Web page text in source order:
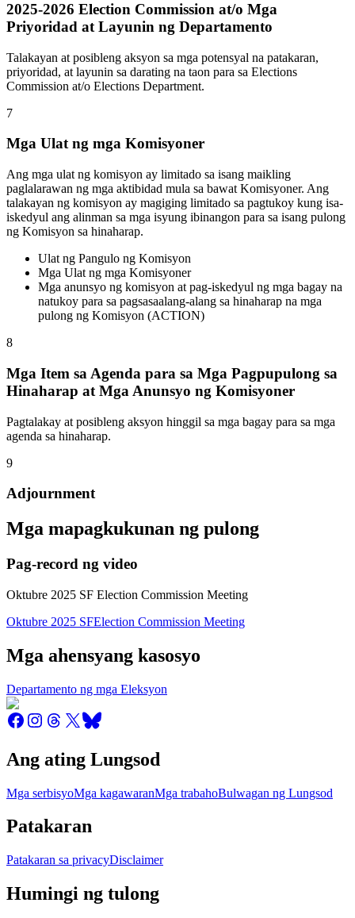
2025-2026 Election Commission at/o Mga
Priyoridad at Layunin ng Departamento
Talakayan at posibleng aksyon sa mga potensyal na patakaran,
priyoridad, at layunin sa darating na taon para sa Elections
Commission at/o Elections Department.
7
Mga Ulat ng mga Komisyoner
Ang mga ulat ng komisyon ay limitado sa isang maikling
paglalarawan ng mga aktibidad mula sa bawat Komisyoner. Ang
talakayan ng komisyon ay magiging limitado sa pagtukoy kung isa-
iskedyul ang alinman sa mga isyung ibinangon para sa isang pulong
ng Komisyon sa hinaharap.
Ulat ng Pangulo ng Komisyon
Mga Ulat ng mga Komisyoner
Mga anunsyo ng komisyon at pag-iskedyul ng mga bagay na
natukoy para sa pagsasaalang-alang sa hinaharap na mga
pulong ng Komisyon (ACTION)
8
Mga Item sa Agenda para sa Mga Pagpupulong sa
Hinaharap at Mga Anunsyo ng Komisyoner
Pagtalakay at posibleng aksyon hinggil sa mga bagay para sa mga
agenda sa hinaharap.
9
Adjournment
Mga mapagkukunan ng pulong
Pag-record ng video
Oktubre 2025 SF Election Commission Meeting
Oktubre 2025 SFElection Commission Meeting
Mga ahensyang kasosyo
Departamento ng mga Eleksyon
Ang ating Lungsod
Mga serbisyoMga kagawaranMga trabahoBulwagan ng Lungsod
Patakaran
Patakaran sa privacyDisclaimer
Humingi ng tulong